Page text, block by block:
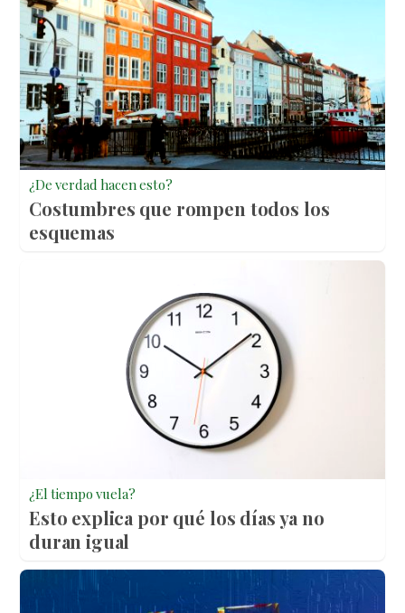
¿De verdad hacen esto?
Costumbres que rompen todos los
esquemas
¿El tiempo vuela?
Esto explica por qué los días ya no
duran igual